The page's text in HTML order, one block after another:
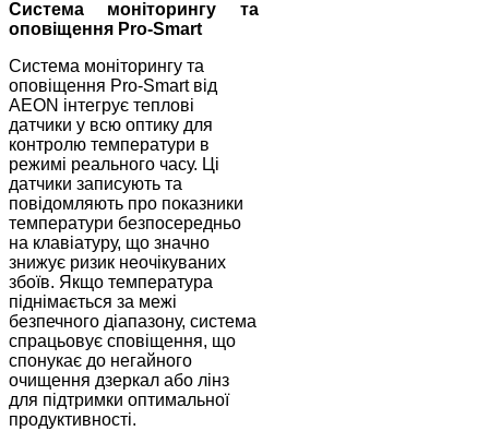
Система моніторингу та
оповіщення Pro-Smart
Система моніторингу та
оповіщення Pro-Smart від
AEON інтегрує теплові
датчики у всю оптику для
контролю температури в
режимі реального часу. Ці
датчики записують та
повідомляють про показники
температури безпосередньо
на клавіатуру, що значно
знижує ризик неочікуваних
збоїв. Якщо температура
піднімається за межі
безпечного діапазону, система
спрацьовує сповіщення, що
спонукає до негайного
очищення дзеркал або лінз
для підтримки оптимальної
продуктивності.